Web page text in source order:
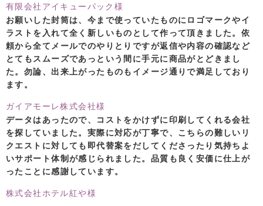
有限会社アイキューパック様
お願いした封筒は、今まで使っていたものにロゴマークやイ
ラストを入れて全く新しいものとして作って頂きました。依
頼から全てメールでのやりとりですが返信や内容の確認など
とてもスムーズであっという間に手元に商品がとどきまし
た。勿論、出来上がったものもイメージ通りで満足しており
ます。
ガイアモーレ株式会社様
データはあったので、コストをかけずに印刷してくれる会社
を探していました。実際に対応が丁寧で、こちらの難しいリ
クエストに対しても即代替案をだしてくださったり気持ちよ
いサポート体制が感じられました。品質も良く安価に仕上が
ったことに感謝しています。
株式会社ホテル紅や様